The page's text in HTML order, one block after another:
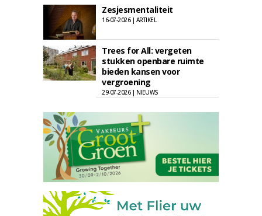
Zesjesmentaliteit
16-07-2026 | ARTIKEL
Trees for All: vergeten
stukken openbare ruimte
bieden kansen voor
vergroening
29-07-2026 | NIEUWS